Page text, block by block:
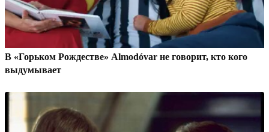
В «Горьком Рождестве» Almodóvar не говорит, кто кого
выдумывает